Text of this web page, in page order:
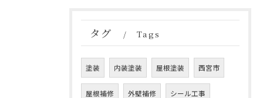
タグ Tags
塗装 内装塗装 屋根塗装 西宮市
屋根補修 外壁補修 シール工事